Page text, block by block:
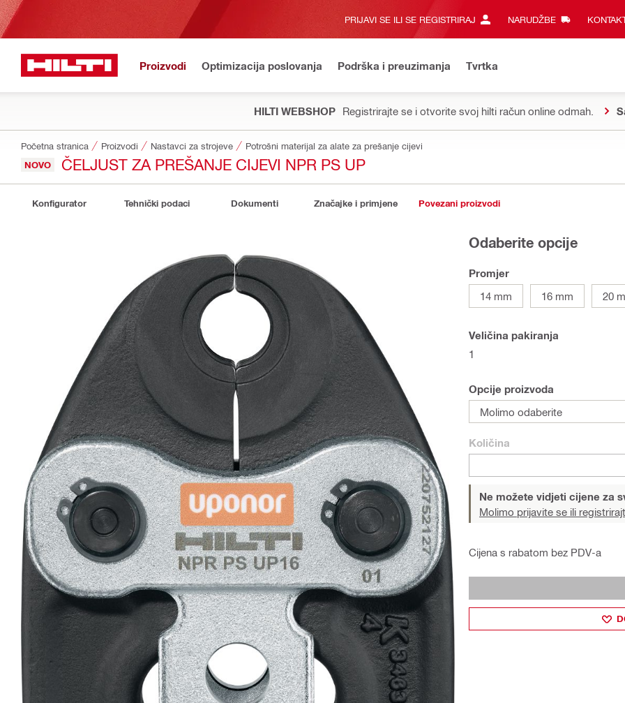
PRIJAVI SE ILI SE REGISTRIRAJ NARUDŽBE
Proizvodi Optimizacija poslovanja Podrška i preuzimanja Tvrtka
HILTI WEBSHOP Registrirajte se i otvorite svoj hilti račun online odmah.
Početna stranica Proizvodi Nastavci za strojeve Potrošni materijal za alate za prešanje cijevi
NOVO ČELJUST ZA PREŠANJE CIJEVI NPR PS UP
Konfigurator Tehnički podaci Dokumenti Značajke i primjene Povezani proizvodi
Odaberite opcije
Promjer
14 mm
16 mm 20
Veličina pakiranja
1
Opcije proizvoda
Molimo odaberite
Količina
Ne možete vidjeti cijene za
Molimo prijavite se ili
Cijena s rabatom bez PDV-a